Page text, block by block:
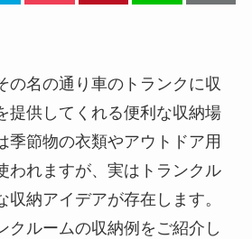
の名の通り車のトランクに収
提供してくれる便利な収納場
季節物の衣類やアウトドア用
われますが、実はトランクル
収納アイデアが存在します。
クルームの収納例をご紹介し